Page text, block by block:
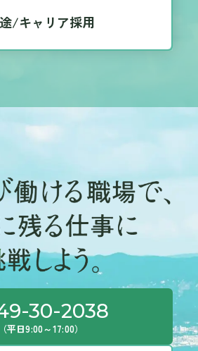
や品質、安全、原価などを管理する
、現場に関わるサポート業務を担う
仕事 →野球で例えると「プレイヤ
プ期間 【1dayコース】 ＜実施日程＞
）8：30～16：00 ＊日程は個別調整の
社員座談会（食事付き） ▼現場体験
日程＞ 平日（月曜日～金曜日）8：
個別調整の上、決定します。 ＜プログ
業説明 ▼現場体験 ▼現場実習 ▼IT
り扱いやCAD操作実習） ▼先輩社員
▼インターンシップ成果発表会 ■実施
社（滋賀県彦根市地蔵町112-1 ）お
交通費支給（領収書の提出が必要で
応募方法 当ホームページのエントリ
みください。 ■持物 履歴書、筆記用
ニフォーム、ヘルメット等は貸与し
/キャリア採用
30-2038
（平日9:00～17:00）